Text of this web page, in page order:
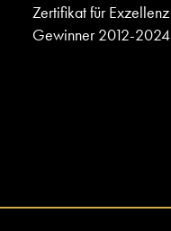
Zertifikat für Exzellenz
Gewinner 2012-2024